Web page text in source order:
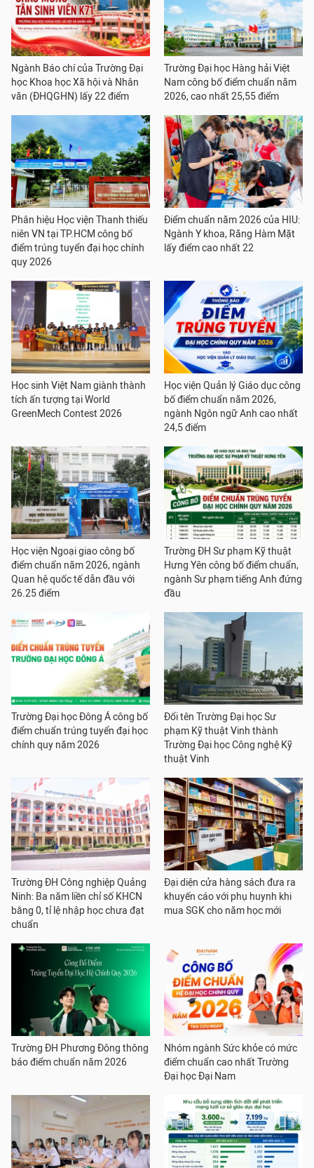
Ngành Báo chí của Trường Đại
học Khoa học Xã hội và Nhân
văn (ĐHQGHN) lấy 22 điểm
Trường Đại học Hàng hải Việt
Nam công bố điểm chuẩn năm
2026, cao nhất 25,55 điểm
Phân hiệu Học viện Thanh thiếu
niên VN tại TP.HCM công bố
điểm trúng tuyển đại học chính
quy 2026
Điểm chuẩn năm 2026 của HIU:
Ngành Y khoa, Răng Hàm Mặt
lấy điểm cao nhất 22
Học sinh Việt Nam giành thành
tích ấn tượng tại World
GreenMech Contest 2026
Học viện Quản lý Giáo dục công
bố điểm chuẩn năm 2026,
ngành Ngôn ngữ Anh cao nhất
24,5 điểm
Học viện Ngoại giao công bố
điểm chuẩn năm 2026, ngành
Quan hệ quốc tế dẫn đầu với
26.25 điểm
Trường ĐH Sư phạm Kỹ thuật
Hưng Yên công bố điểm chuẩn,
ngành Sư phạm tiếng Anh đứng
đầu
Trường Đại học Đông Á công bố
điểm chuẩn trúng tuyển đại học
chính quy năm 2026
Đổi tên Trường Đại học Sư
phạm Kỹ thuật Vinh thành
Trường Đại học Công nghệ Kỹ
thuật Vinh
Trường ĐH Công nghiệp Quảng
Ninh: Ba năm liền chỉ số KHCN
bằng 0, tỉ lệ nhập học chưa đạt
chuẩn
Đại diện cửa hàng sách đưa ra
khuyến cáo với phụ huynh khi
mua SGK cho năm học mới
Trường ĐH Phương Đông thông
báo điểm chuẩn năm 2026
Nhóm ngành Sức khỏe có mức
điểm chuẩn cao nhất Trường
Đại học Đại Nam